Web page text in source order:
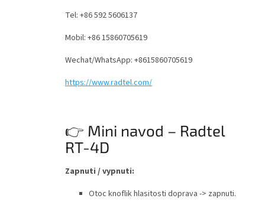
Tel: +86 592 5606137
Mobil: +86 15860705619
Wechat/WhatsApp: +8615860705619
https://www.radtel.com/
👉 Mini navod – Radtel
RT-4D
Zapnuti / vypnuti:
Otoc knoflik hlasitosti doprava -> zapnuti.